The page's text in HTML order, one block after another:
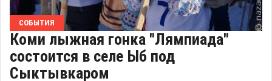
СОБЫТИЯ
Коми лыжная гонка "Лямпиада"
состоится в селе Ыб под
Сыктывкаром